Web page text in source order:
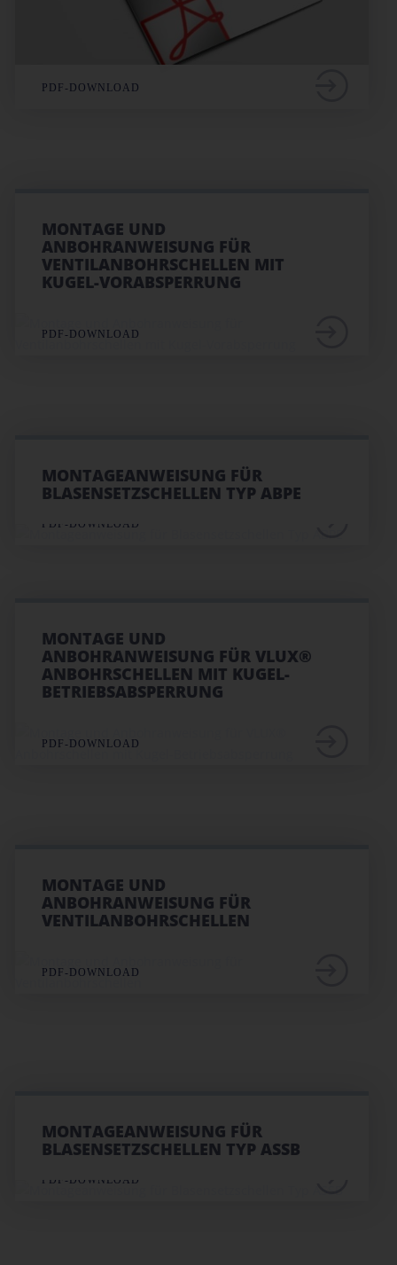
PDF-DOWNLOAD
MONTAGE UND
ANBOHRANWEISUNG FÜR
VENTILANBOHRSCHELLEN MIT
KUGEL-VORABSPERRUNG
PDF-DOWNLOAD
MONTAGEANWEISUNG FÜR
BLASENSETZSCHELLEN TYP ABPE
PDF-DOWNLOAD
MONTAGE UND
ANBOHRANWEISUNG FÜR VLUX®
ANBOHRSCHELLEN MIT KUGEL-
BETRIEBSABSPERRUNG
PDF-DOWNLOAD
MONTAGE UND
ANBOHRANWEISUNG FÜR
VENTILANBOHRSCHELLEN
PDF-DOWNLOAD
MONTAGEANWEISUNG FÜR
BLASENSETZSCHELLEN TYP ASSB
PDF-DOWNLOAD